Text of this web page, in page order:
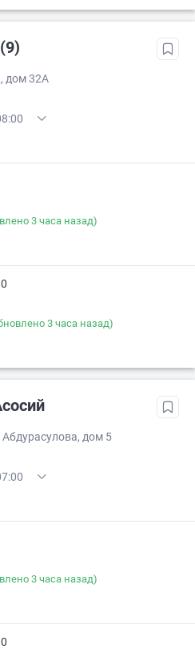
дом 32А
3 часа назад)
3 часа назад)
дом 5
3 часа назад)